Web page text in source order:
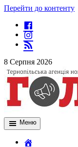
Перейти до контенту
8 Серпня 2026
Меню